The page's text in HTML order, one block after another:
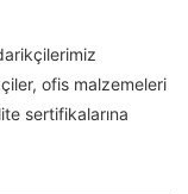
ofis malzemeleri
sertifikalarına